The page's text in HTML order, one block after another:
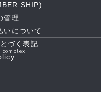
SHIP)
管理
いについて
づく表記